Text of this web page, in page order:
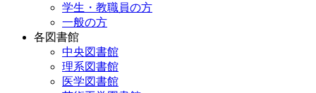
学生・教職員の方
一般の方
各図書館
中央図書館
理系図書館
医学図書館